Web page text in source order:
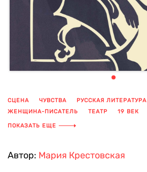
СЦЕНА ЧУВСТВА
РУССКАЯ ЛИТЕРАТУРА
ЖЕНЩИНА-ПИСАТЕЛЬ
ТЕАТР 19 ВЕК
ЛЮБОВЬ
ПОКАЗАТЬ ЕЩЕ
Автор: Мария Крестовская